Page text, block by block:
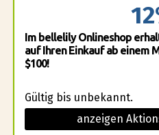
Im bellelily Onlineshop
auf Ihren Einkauf ab einem
$100!
Gültig bis unbekannt.
anzeigen